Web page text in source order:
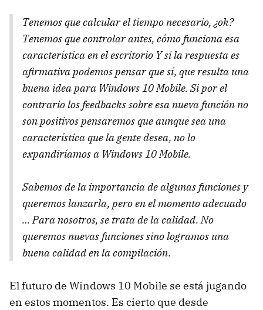
Tenemos que calcular el tiempo necesario, ¿ok?
Tenemos que controlar antes, cómo funciona esa
característica en el escritorio Y si la respuesta es
afirmativa podemos pensar que sí, que resulta una
buena idea para Windows 10 Mobile. Si por el
contrario los feedbacks sobre esa nueva función no
son positivos pensaremos que aunque sea una
característica que la gente desea, no lo
expandiríamos a Windows 10 Mobile.
Sabemos de la importancia de algunas funciones y
queremos lanzarla, pero en el momento adecuado
… Para nosotros, se trata de la calidad. No
queremos nuevas funciones sino logramos una
buena calidad en la compilación.
El futuro de Windows 10 Mobile se está jugando
en estos momentos. Es cierto que desde